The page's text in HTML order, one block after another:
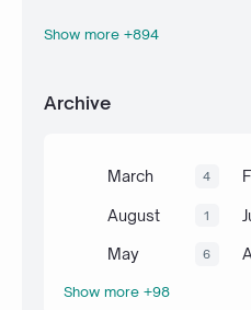
action kamera
akhir tahun
al-quran hadits
aljabar Alkana
Anaerob
Show more +894
Archive
March 4
August 1
May 6
Show more +98